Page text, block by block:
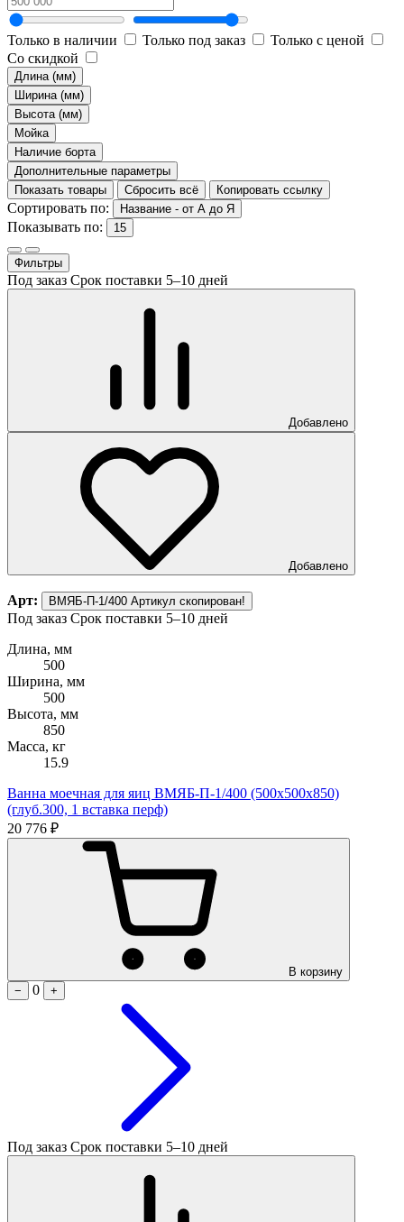
Только в наличии Только под заказ
Только с ценой
Со скидкой
Длина (мм)
Ширина (мм)
Высота (мм)
Мойка
Наличие борта
Дополнительные параметры
Показать товары
Сбросить всё Копировать ссылку
Сортировать по: Название - от А до Я
Показывать по: 15
Фильтры
Под заказ Срок поставки 5–10 дней
Добавлено
Добавлено
Арт: ВМЯБ-П-1/400 Артикул скопирован!
Под заказ Срок поставки 5–10 дней
Длина, мм
500
Ширина, мм
500
Высота, мм
850
Масса, кг
15.9
Ванна моечная для яиц ВМЯБ-П-1/400 (500х500х850)
(глуб.300, 1 вставка перф)
20 776 ₽
В корзину
−
0 +
Под заказ Срок поставки 5–10 дней